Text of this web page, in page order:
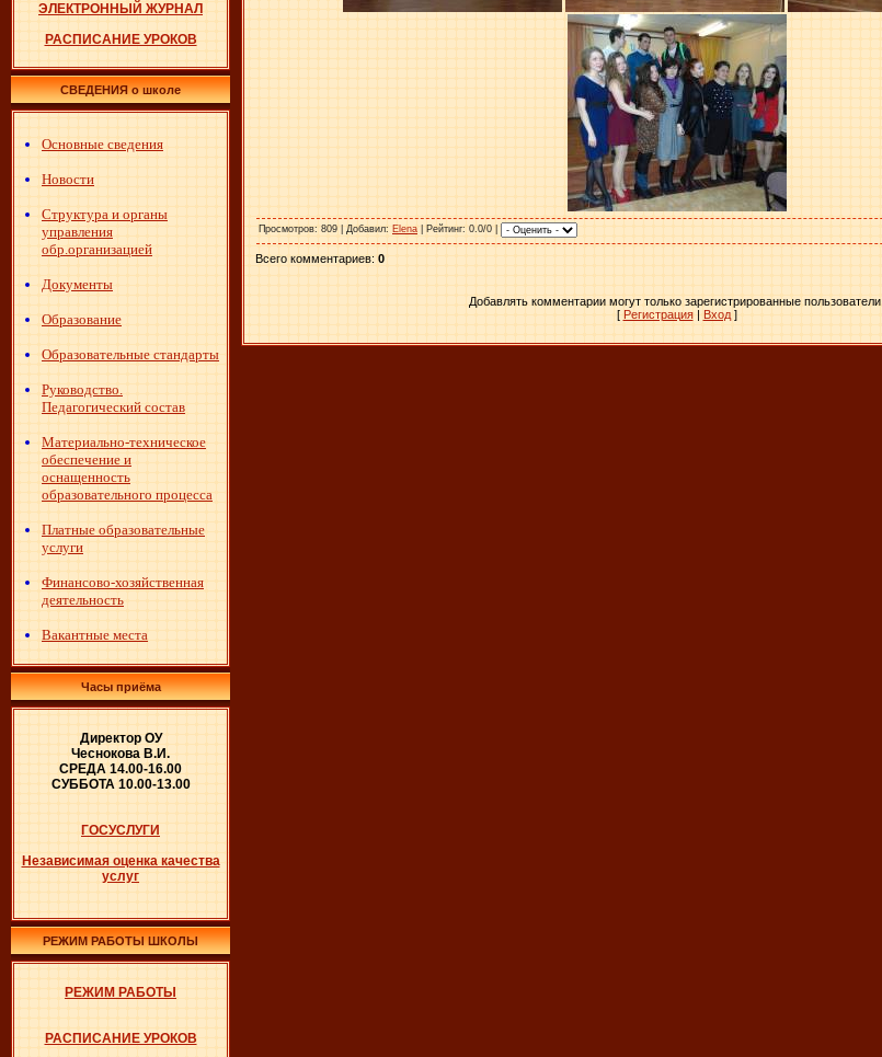
ЭЛЕКТРОННЫЙ ЖУРНАЛ
РАСПИСАНИЕ УРОКОВ
СВЕДЕНИЯ о школе
Основные сведения
Новости
Структура и органы
управления
обр.организацией
Документы
Образование
Образовательные стандарты
Руководство.
Педагогический состав
Материально-техническое
обеспечение и
оснащенность
образовательного процесса
Платные образовательные
услуги
Финансово-хозяйственная
деятельность
Вакантные места
Часы приёма
Директор ОУ
Чеснокова В.И.
СРЕДА 14.00-16.00
СУББОТА 10.00-13.00
ГОСУСЛУГИ
Независимая оценка качества
услуг
РЕЖИМ РАБОТЫ ШКОЛЫ
РЕЖИМ РАБОТЫ
РАСПИСАНИЕ УРОКОВ
Просмотров: 809 | Добавил: Elena Рейтинг: 0.0/0 |
Всего комментариев: 0
Добавлять комментарии могут только зарегистрированные пользователи.
[ Регистрация| Вход]